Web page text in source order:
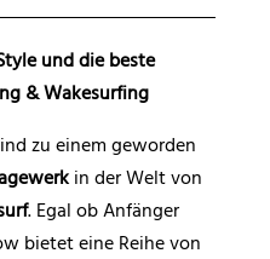
e
und die beste
& Wakesurfing
zu einem geworden
in der Welt von
. Egal ob Anfänger
bietet eine Reihe von